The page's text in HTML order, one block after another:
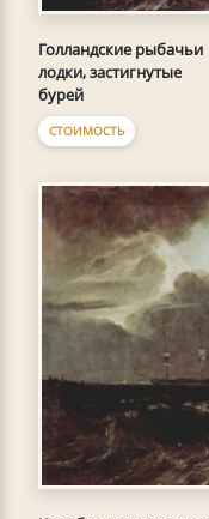
Голландские рыбачьи
лодки, застигнутые
бурей
СТОИМОСТЬ